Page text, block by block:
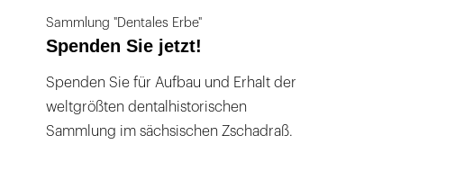
Sammlung "Dentales Erbe"
Spenden Sie jetzt!
Spenden Sie für Aufbau und Erhalt der
weltgrößten dentalhistorischen
Sammlung im sächsischen Zschadraß.